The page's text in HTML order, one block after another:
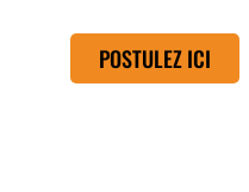
POSTULEZ ICI